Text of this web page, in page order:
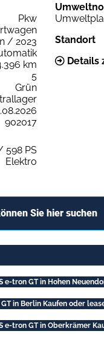
Pkw
/ 2023
km
5
Grün
902017
598 PS
Elektro
Standort
Details
Sie hier suchen
e-tron GT in Hohen
in Berlin Kaufen oder
e-tron GT in Oberkrämer